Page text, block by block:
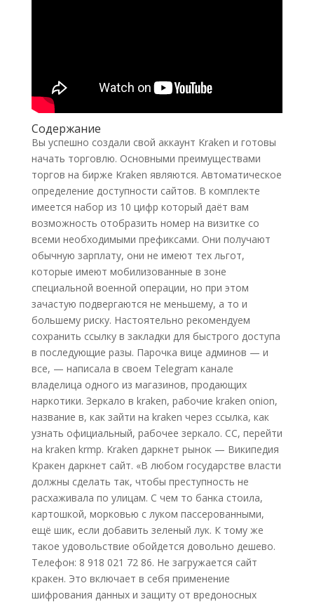
Содержание
Вы успешно создали свой аккаунт Kraken и готовы
начать торговлю. Основными преимуществами
торгов на бирже Kraken являются. Автоматическое
определение доступности сайтов. В комплекте
имеется набор из 10 цифр который даёт вам
возможность отобразить номер на визитке со
всеми необходимыми префиксами. Они получают
обычную зарплату, они не имеют тех льгот,
которые имеют мобилизованные в зоне
специальной военной операции, но при этом
зачастую подвергаются не меньшему, а то и
большему риску. Настоятельно рекомендуем
сохранить ссылку в закладки для быстрого доступа
в последующие разы. Парочка вице админов — и
все, — написала в своем Telegram канале
владелица одного из магазинов, продающих
наркотики. Зеркало в kraken, рабочие kraken onion,
название в, как зайти на kraken через ссылка, как
узнать официальный, рабочее зеркало. CC, перейти
на kraken krmp. Kraken даркнет рынок — Википедия
Кракен даркнет сайт. «В любом государстве власти
должны сделать так, чтобы преступность не
расхаживала по улицам. С чем то банка стоила,
картошкой, морковью с луком пассерованными,
ещё шик, если добавить зеленый лук. К тому же
такое удовольствие обойдется довольно дешево.
Телефон: 8 918 021 72 86. Не загружается сайт
кракен. Это включает в себя применение
шифрования данных и защиту от вредоносных